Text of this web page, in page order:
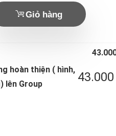
Giỏ hàng
hoàn thiện ( hình,
lên Group
43.000